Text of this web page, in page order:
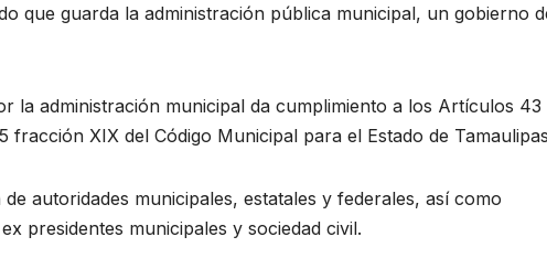
que guarda la administración pública municipal, un gobierno
la administración municipal da cumplimiento a los Artículos 43
XIX del Código Municipal para el Estado de
autoridades municipales, estatales y federales, así como
presidentes municipales y sociedad civil.